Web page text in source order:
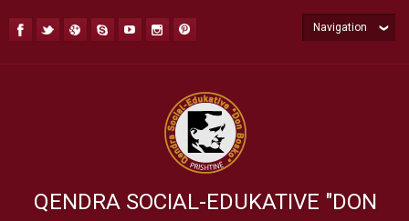
QENDRA SOCIAL-EDUKATIVE "DON
Navigation